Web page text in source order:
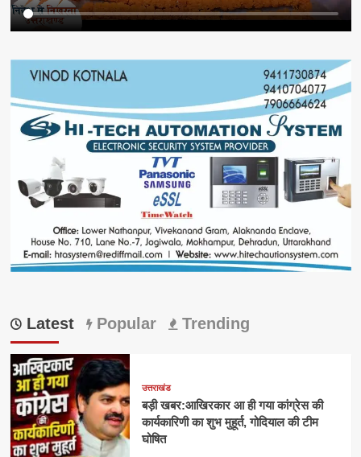
Latest Popular Trending
उत्तराखंड
बड़ी खबर:आखिरकार आ ही गया कांग्रेस की
कार्यकारिणी का शुभ मुहूर्त, गोदियाल की टीम
घोषित